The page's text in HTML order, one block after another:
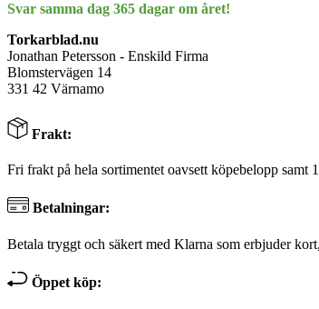
Svar samma dag 365 dagar om året!
Torkarblad.nu
Jonathan Petersson - Enskild Firma
Blomstervägen 14
331 42 Värnamo
Frakt:
Fri frakt på hela sortimentet oavsett köpebelopp samt
Betalningar:
Betala tryggt och säkert med Klarna som erbjuder
Öppet köp: